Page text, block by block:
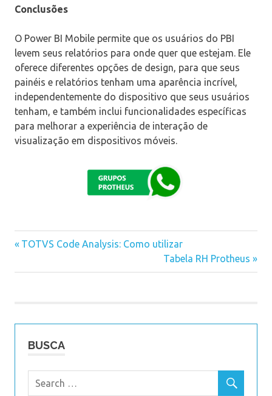
Conclusões
O Power BI Mobile permite que os usuários do PBI
levem seus relatórios para onde quer que estejam. Ele
oferece diferentes opções de design, para que seus
painéis e relatórios tenham uma aparência incrível,
independentemente do dispositivo que seus usuários
tenham, e também inclui funcionalidades específicas
para melhorar a experiência de interação de
visualização em dispositivos móveis.
Previous
TOTVS Code Analysis: Como utilizar
Next
Post:
Tabela RH Protheus
BUSCA